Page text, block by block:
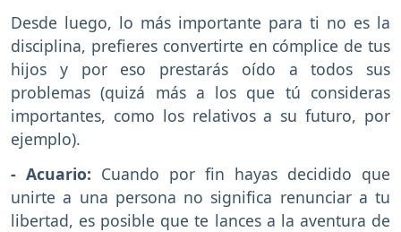
Desde luego, lo más importante para ti no es la
disciplina, prefieres convertirte en cómplice de tus
hijos y por eso prestarás oído a todos sus
problemas (quizá más a los que tú consideras
importantes, como los relativos a su futuro, por
ejemplo).
- Acuario: Cuando por fin hayas decidido que
unirte a una persona no significa renunciar a tu
libertad, es posible que te lances a la aventura de